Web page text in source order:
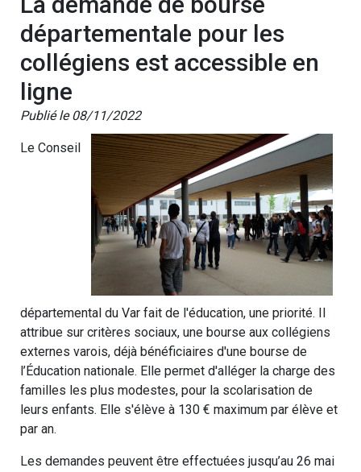
départementale pour les
collégiens est accessible en
ligne
Publié le 08/11/2022
Le Conseil
départemental du Var fait de l'éducation, une priorité. Il
attribue sur critères sociaux, une bourse aux collégiens
externes varois, déjà bénéficiaires d'une bourse de
l’Éducation nationale. Elle permet d'alléger la charge des
familles les plus modestes, pour la scolarisation de
leurs enfants. Elle s'élève à 130 € maximum par élève et
par an.
Les demandes peuvent être effectuées jusqu’au 26 mai